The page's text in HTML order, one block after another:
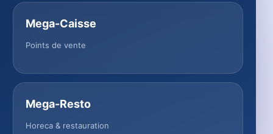
Mega-Caisse
Points de vente
Mega-Resto
Horeca & restauration